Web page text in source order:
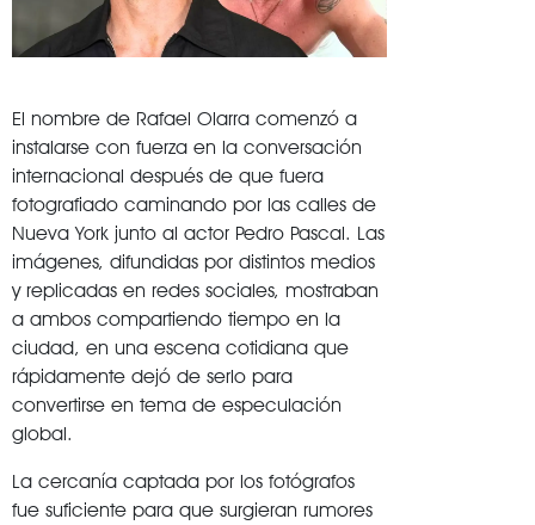
El nombre de Rafael Olarra comenzó a
instalarse con fuerza en la conversación
internacional después de que fuera
fotografiado caminando por las calles de
Nueva York junto al actor Pedro Pascal. Las
imágenes, difundidas por distintos medios
y replicadas en redes sociales, mostraban
a ambos compartiendo tiempo en la
ciudad, en una escena cotidiana que
rápidamente dejó de serlo para
convertirse en tema de especulación
global.
La cercanía captada por los fotógrafos
fue suficiente para que surgieran rumores